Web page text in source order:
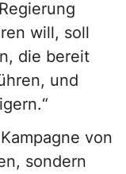
will, soll
die bereit
und
von
sondern